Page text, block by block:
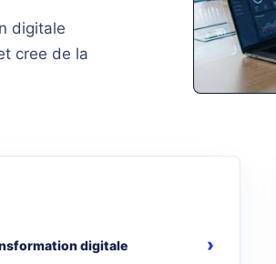
digitale
cree de la
digitale